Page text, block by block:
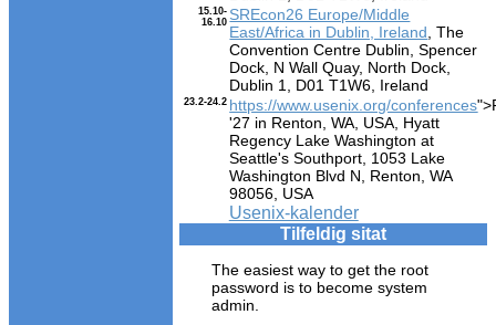
15.10-
16.10 SREcon26 Europe/Middle
East/Africa in Dublin, Ireland , The
Convention Centre Dublin, Spencer
Dock, N Wall Quay, North Dock,
Dublin 1, D01 T1W6, Ireland
23.2-24.2 https://www.usenix.org/conferences
'27 in Renton, WA, USA, Hyatt
Regency Lake Washington at
Seattle's Southport, 1053 Lake
Washington Blvd N, Renton, WA
98056, USA
Usenix-kalender
Tilfeldig sitat
The easiest way to get the root
password is to become system
admin.